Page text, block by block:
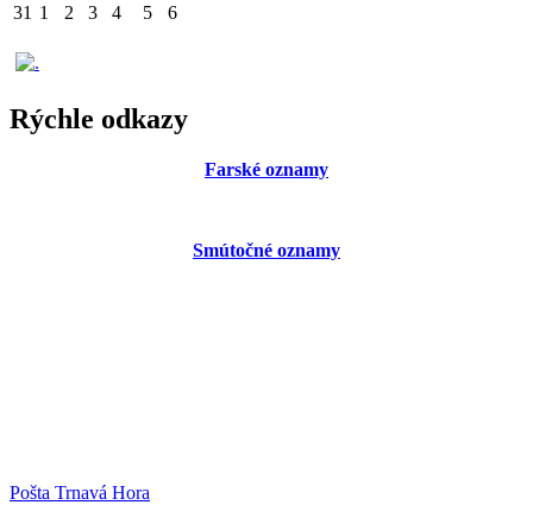
31 1 2 3 4 5 6
Rýchle odkazy
Farské oznamy
Smútočné oznamy
Pošta Trnavá Hora